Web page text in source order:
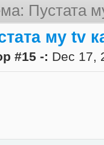
Пустата
му tv
#15 -: Dec 17,